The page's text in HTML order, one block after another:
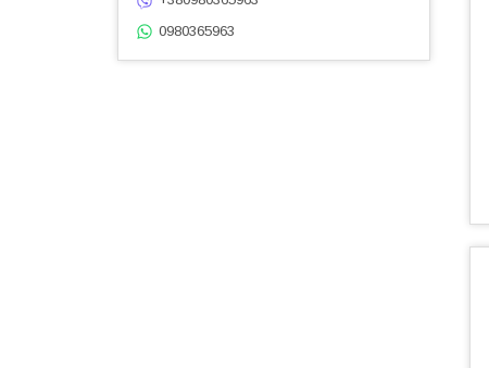
0980365963